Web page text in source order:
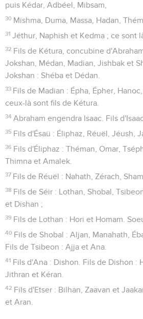
puis Kédar, Adbéel, Mibsam,
30 Mishma, Duma, Massa, Hadan,
31 Jéthur, Naphish et Kedma ; ce sont
32 Fils de Kétura, concubine
Jokshan, Médan, Madian, Jishbak et
Jokshan : Shéba et Dédan.
33 Fils de Madian : Épha, Épher,
ceux-là sont fils de Kétura.
34 Abraham engendra Isaac. Fils
35 Fils d'Ésaü : Éliphaz, Réuël, Jéush,
36 Fils d'Éliphaz : Théman, Omar,
Thimna et Amalek.
37 Fils de Réuël : Nahath, Zérach,
38 Fils de Séir : Lothan, Shobal,
et Dishan ;
39 Fils de Lothan : Hori et Homam.
40 Fils de Shobal : Aljan, Manahath,
Fils de Tsibeon : Ajja et Ana.
41 Fils d'Ana : Dishon. Fils de Dishon :
Jithran et Kéran.
42 Fils d'Etser : Bilhan, Zaavan et
et Aran.